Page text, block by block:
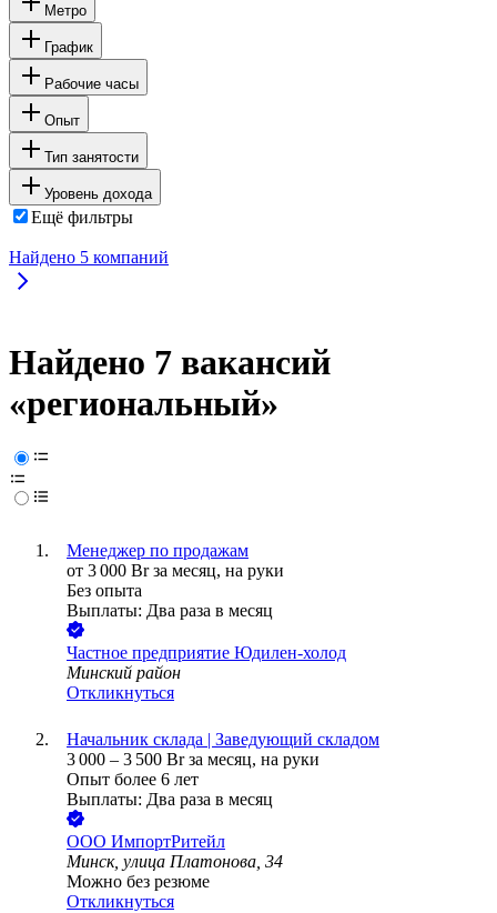
Метро
График
Рабочие часы
Опыт
Тип занятости
Уровень дохода
Ещё фильтры
Найдено 5 компаний
Найдено 7 вакансий
«региональный»
Менеджер по продажам
от 3 000 Br за месяц, на руки
Без опыта
Выплаты: Два раза в месяц
Частное предприятие Юдилен-холод
Минский район
Откликнуться
Начальник склада | Заведующий складом
3 000 – 3 500 Br за месяц, на руки
Опыт более 6 лет
Выплаты: Два раза в месяц
ООО ИмпортРитейл
Минск, улица Платонова, 34
Можно без резюме
Откликнуться